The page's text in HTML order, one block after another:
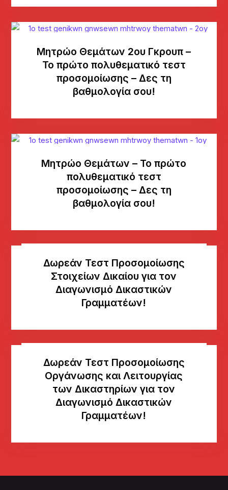
Μητρώο Θεμάτων 2ου Γκρουπ –
Το πρώτο πολυθεματικό τεστ
προσομοίωσης – Δες τη
βαθμολογία σου!
Μητρώο Θεμάτων – Το πρώτο
πολυθεματικό τεστ
προσομοίωσης – Δες τη
βαθμολογία σου!
Δωρεάν Τεστ Προσομοίωσης
Στοιχείων Δικαίου για τον
Διαγωνισμό Δικαστικών
Γραμματέων!
Δωρεάν Τεστ Προσομοίωσης
Οργάνωσης και Λειτουργίας
των Δικαστηρίων για τον
Διαγωνισμό Δικαστικών
Γραμματέων!